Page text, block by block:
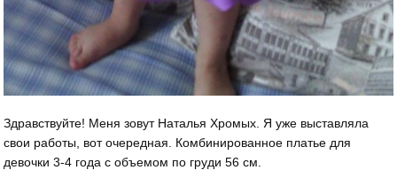
Здравствуйте! Меня зовут Наталья Хромых. Я уже выставляла
свои работы, вот очередная. Комбинированное платье для
девочки 3-4 года с объемом по груди 56 см.